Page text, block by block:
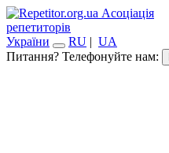
Асоціація
репетиторів
України
RU | UA
Питання? Телефонуйте нам: